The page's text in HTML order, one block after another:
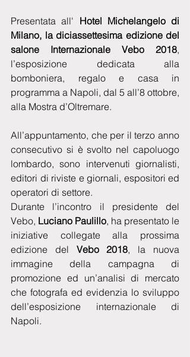
Presentata all' Hotel Michelangelo di
Milano, la diciassettesima edizione del
salone Internazionale Vebo 2018,
l’esposizione dedicata alla
bomboniera, regalo e casa in
programma a Napoli, dal 5 all’8 ottobre,
alla Mostra d’Oltremare.
All’appuntamento, che per il terzo anno
consecutivo si è svolto nel capoluogo
lombardo, sono intervenuti giornalisti,
editori di riviste e giornali, espositori ed
operatori di settore.
Durante l’incontro il presidente del
Vebo, Luciano Paulillo, ha presentato le
iniziative collegate alla prossima
edizione del Vebo 2018, la nuova
immagine della campagna di
promozione ed un’analisi di mercato
che fotografa ed evidenzia lo sviluppo
dell’esposizione internazionale di
Napoli.